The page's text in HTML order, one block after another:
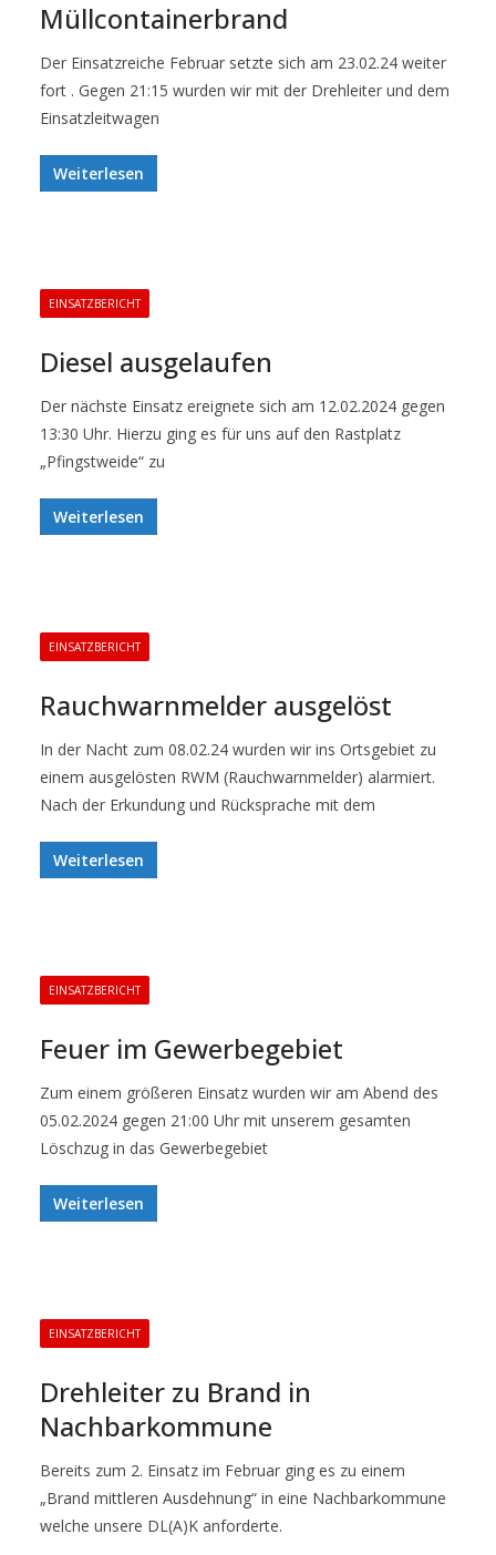
Müllcontainerbrand
Der Einsatzreiche Februar setzte sich am 23.02.24 weiter
fort . Gegen 21:15 wurden wir mit der Drehleiter und dem
Einsatzleitwagen
Weiterlesen
EINSATZBERICHT
Diesel ausgelaufen
Der nächste Einsatz ereignete sich am 12.02.2024 gegen
13:30 Uhr. Hierzu ging es für uns auf den Rastplatz
„Pfingstweide“ zu
Weiterlesen
EINSATZBERICHT
Rauchwarnmelder ausgelöst
In der Nacht zum 08.02.24 wurden wir ins Ortsgebiet zu
einem ausgelösten RWM (Rauchwarnmelder) alarmiert.
Nach der Erkundung und Rücksprache mit dem
Weiterlesen
EINSATZBERICHT
Feuer im Gewerbegebiet
Zum einem größeren Einsatz wurden wir am Abend des
05.02.2024 gegen 21:00 Uhr mit unserem gesamten
Löschzug in das Gewerbegebiet
Weiterlesen
EINSATZBERICHT
Drehleiter zu Brand in
Nachbarkommune
Bereits zum 2. Einsatz im Februar ging es zu einem
„Brand mittleren Ausdehnung“ in eine Nachbarkommune
welche unsere DL(A)K anforderte.